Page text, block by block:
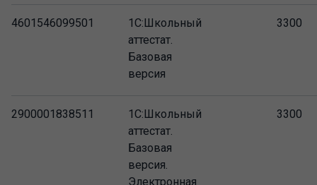
4601546099501
1С:Школьный
аттестат.
Базовая
версия
3300
2900001838511
1С:Школьный
аттестат.
Базовая
версия.
Электронная
3300